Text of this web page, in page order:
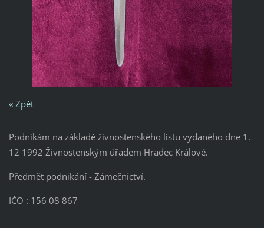
« Zpět
Podnikám na základě živnostenského listu vydaného dne 1.
12 1992 Živnostenským úřadem Hradec Králové.
Předmět podnikání - Zámečnictví.
IČO : 156 08 867